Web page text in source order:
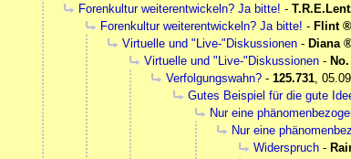
Forenkultur weiterentwickeln? Ja bitte! -
Forenkultur weiterentwickeln? Ja bitte! - Flint
Virtuelle und "Live-"Diskussionen - Diana
Virtuelle und "Live-"Diskussionen -
Verfolgungswahn? - 125.731,
Gutes Beispiel für die gute
Nur eine
Nur eine
Widerspruch -